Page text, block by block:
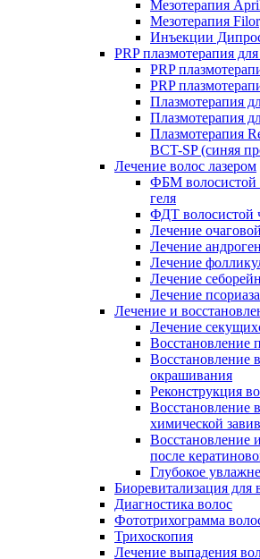
Мезотерапия
Мезотерапия
Инъекции
PRP плазмотерапия
PRP
PRP
Плазмотерапия
Плазмотерапия
Плазмотерапия
BCT-SP (синяя
Лечение волос лазером
ФБМ волосистой
геля
ФДТ волосистой
Лечение
Лечение
Лечение
Лечение
Лечение псориаза
Лечение и
Лечение
Восстановление
Восстановление
окрашивания
Реконструкция
Восстановление
химической
Восстановление
после
Глубокое
Биоревитализация
Диагностика волос
Фототрихограмма
Трихоскопия
Лечение выпадения